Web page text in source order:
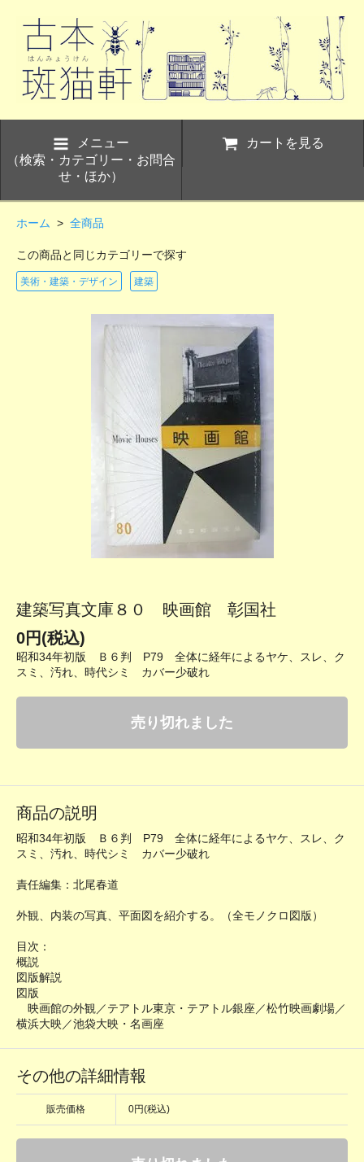
メニュー
（検索・カテゴリー・お問合
せ・ほか）
カートを見る
ホーム > 全商品
この商品と同じカテゴリーで探す
美術・建築・デザイン 建築
建築写真文庫８０ 映画館 彰国社
0円(税込)
昭和34年初版 Ｂ６判 P79 全体に経年によるヤケ、スレ、ク
スミ、汚れ、時代シミ カバー少破れ
売り切れました
商品の説明
昭和34年初版 Ｂ６判 P79 全体に経年によるヤケ、スレ、ク
スミ、汚れ、時代シミ カバー少破れ
責任編集：北尾春道
外観、内装の写真、平面図を紹介する。（全モノクロ図版）
目次：
概説
図版解説
図版
映画館の外観／テアトル東京・テアトル銀座／松竹映画劇場／
横浜大映／池袋大映・名画座
その他の詳細情報
販売価格 0円(税込)